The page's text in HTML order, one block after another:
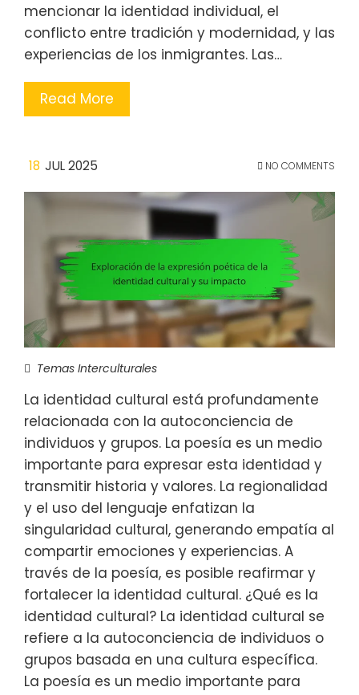
mencionar la identidad individual, el
conflicto entre tradición y modernidad, y las
experiencias de los inmigrantes. Las…
Read More
18 JUL 2025 NO COMMENTS
Temas Interculturales
La identidad cultural está profundamente
relacionada con la autoconciencia de
individuos y grupos. La poesía es un medio
importante para expresar esta identidad y
transmitir historia y valores. La regionalidad
y el uso del lenguaje enfatizan la
singularidad cultural, generando empatía al
compartir emociones y experiencias. A
través de la poesía, es posible reafirmar y
fortalecer la identidad cultural. ¿Qué es la
identidad cultural? La identidad cultural se
refiere a la autoconciencia de individuos o
grupos basada en una cultura específica.
La poesía es un medio importante para